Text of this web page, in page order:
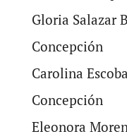
Gloria Salazar
Concepción
Carolina
Concepción
Eleonora